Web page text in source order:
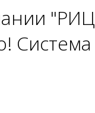
Система